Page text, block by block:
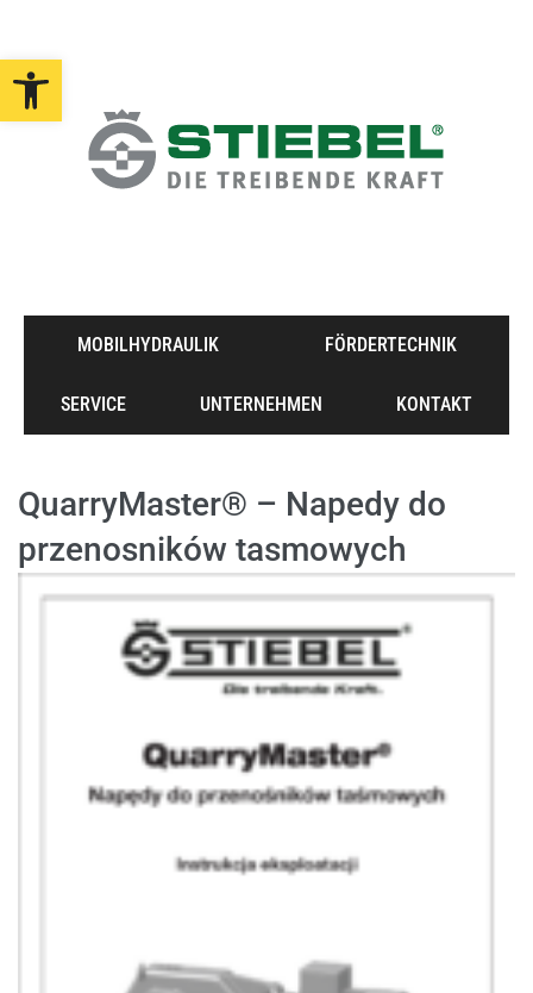
Open toolbar
MOBILHYDRAULIK FÖRDERTECHNIK
SERVICE UNTERNEHMEN KONTAKT
QuarryMaster® – Napedy do
przenosników tasmowych